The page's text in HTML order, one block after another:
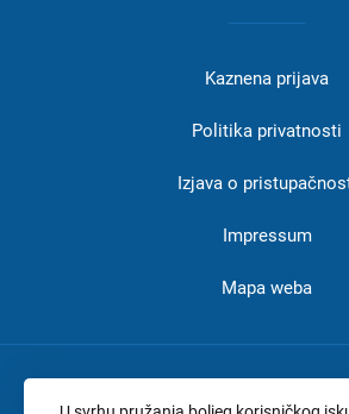
Kaznena prijava
Politika privatnosti
Izjava o
Impressum
Mapa weba
Adresa: Branimirova 4,